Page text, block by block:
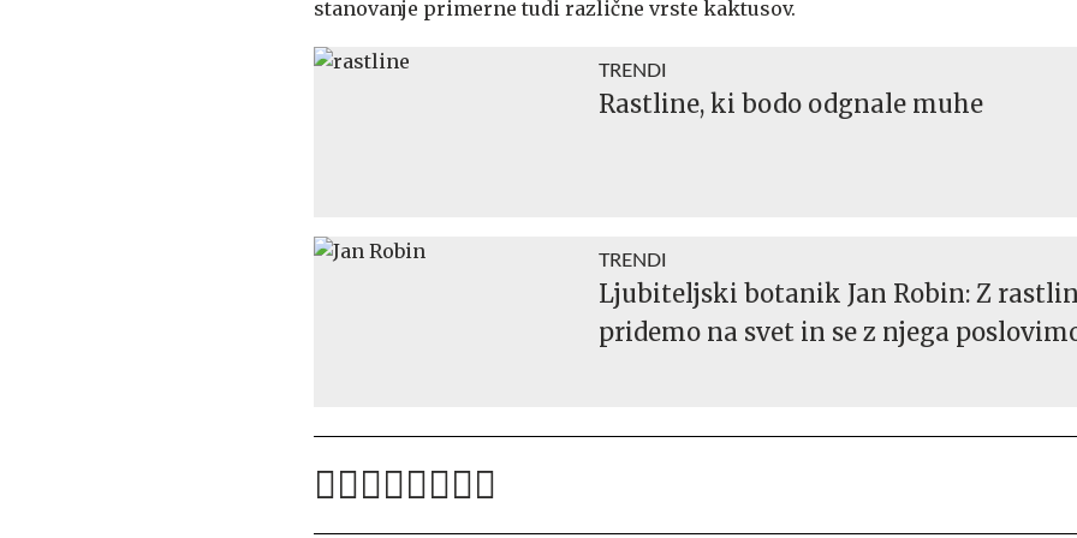
stanovanje primerne tudi različne vrste kaktusov.
TRENDI
Rastline, ki bodo odgnale muhe
TRENDI
Ljubiteljski botanik Jan Robin: Z
pridemo na svet in se z njega